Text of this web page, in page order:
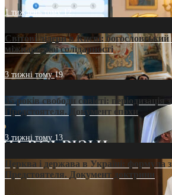
1 тиждень тому12
Світові лідери в Києві:
міжнародної солідарності
3 тижні тому19
35 років свободи совісті: періодизація
Предстоятеля. Документ епохи
3 тижні тому 13
Церква і держава в Україні: формула
Предстоятеля. Документ доктрини